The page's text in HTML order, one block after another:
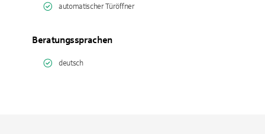
automatischer Türöffner
Beratungssprachen
deutsch